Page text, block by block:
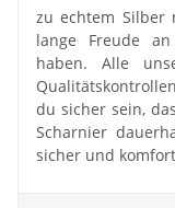
zu echtem Silber
lange Freude
haben. Alle
du sicher sein,
Scharnier
sicher und